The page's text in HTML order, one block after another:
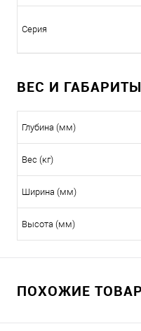
Серия
ВЕС И
Глубина (мм)
Вес (кг)
Ширина (мм)
Высота (мм)
ПОХОЖИЕ